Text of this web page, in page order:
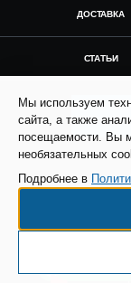
ДОСТАВКА
СТАТЬИ
© Все
Мы используем
сайта, а также
посещаемости. Вы
необязательных
Подробнее в